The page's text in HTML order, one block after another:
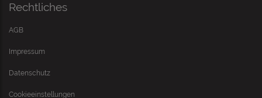
Rechtliches
AGB
Impressum
Datenschutz
Cookieeinstellungen